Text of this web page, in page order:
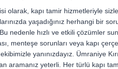
olarak, kapı tamir hizmetleriyle
yaşadığınız herhangi bir
nedenle hızlı ve etkili çözümler
menteşe sorunları veya kapı
yanınızdayız. Ümraniye
aramanız yeterli. Her türlü kapı